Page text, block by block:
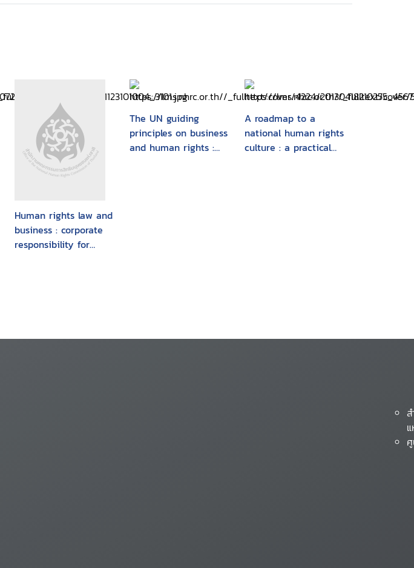
Human rights law and
business : corporate
responsibility for
The UN guiding
principles on business
and human rights :
A roadmap to a
national human rights
culture : a practical